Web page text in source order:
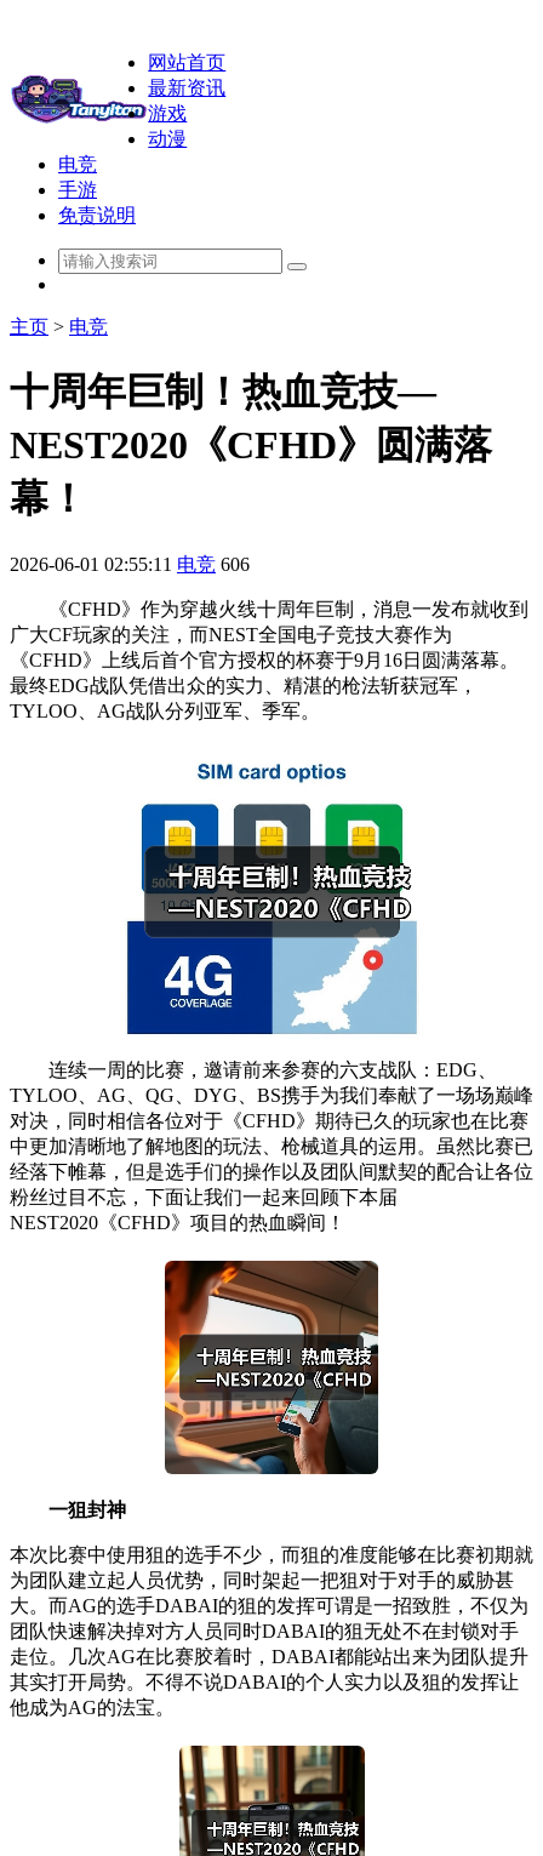
网站首页
最新资讯
游戏
动漫
电竞
手游
免责说明
主页 > 电竞
十周年巨制！热血竞技—
NEST2020《CFHD》圆满落
幕！
2026-06-01 02:55:11 电竞 606
《CFHD》作为穿越火线十周年巨制，消息一发布就收到
广大CF玩家的关注，而NEST全国电子竞技大赛作为
《CFHD》上线后首个官方授权的杯赛于9月16日圆满落幕。
最终EDG战队凭借出众的实力、精湛的枪法斩获冠军，
TYLOO、AG战队分列亚军、季军。
连续一周的比赛，邀请前来参赛的六支战队：EDG、
TYLOO、AG、QG、DYG、BS携手为我们奉献了一场场巅峰
对决，同时相信各位对于《CFHD》期待已久的玩家也在比赛
中更加清晰地了解地图的玩法、枪械道具的运用。虽然比赛已
经落下帷幕，但是选手们的操作以及团队间默契的配合让各位
粉丝过目不忘，下面让我们一起来回顾下本届
NEST2020《CFHD》项目的热血瞬间！
一狙封神
本次比赛中使用狙的选手不少，而狙的准度能够在比赛初期就
为团队建立起人员优势，同时架起一把狙对于对手的威胁甚
大。而AG的选手DABAI的狙的发挥可谓是一招致胜，不仅为
团队快速解决掉对方人员同时DABAI的狙无处不在封锁对手
走位。几次AG在比赛胶着时，DABAI都能站出来为团队提升
其实打开局势。不得不说DABAI的个人实力以及狙的发挥让
他成为AG的法宝。